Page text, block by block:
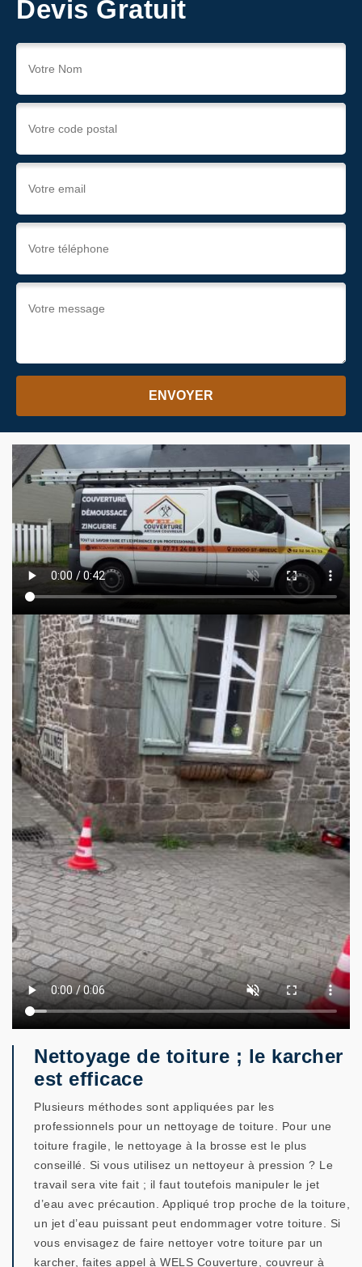
Devis Gratuit
Nettoyage de toiture ; le karcher
est efficace
Plusieurs méthodes sont appliquées par les
professionnels pour un nettoyage de toiture. Pour une
toiture fragile, le nettoyage à la brosse est le plus
conseillé. Si vous utilisez un nettoyeur à pression ? Le
travail sera vite fait ; il faut toutefois manipuler le jet
d’eau avec précaution. Appliqué trop proche de la toiture,
un jet d’eau puissant peut endommager votre toiture. Si
vous envisagez de faire nettoyer votre toiture par un
karcher, faites appel à WELS Couverture, couvreur à